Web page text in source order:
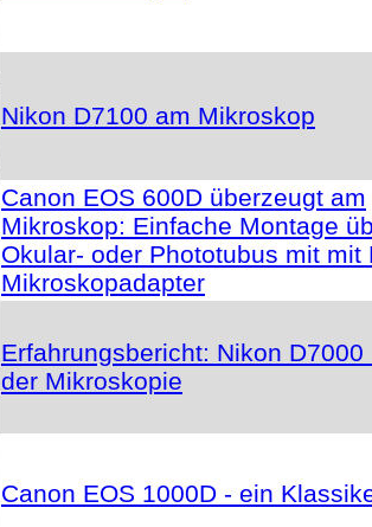
Nikon D7100 am Mikroskop
Canon EOS 600D überzeugt am
Mikroskop: Einfache Montage
Okular- oder Phototubus mit mit
Mikroskopadapter
Erfahrungsbericht: Nikon D7000
der Mikroskopie
Canon EOS 1000D - ein